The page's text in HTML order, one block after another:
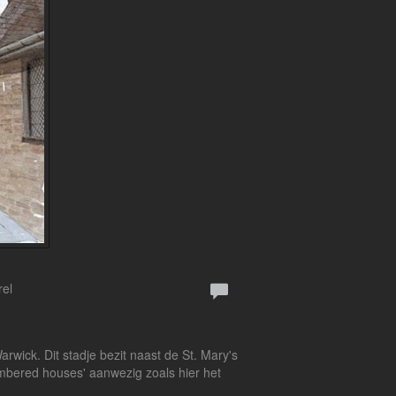
Dit stadje bezit naast de St. Mary's
houses' aanwezig zoals hier het